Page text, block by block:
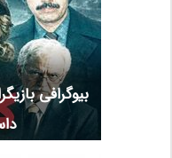
بیوگرافی